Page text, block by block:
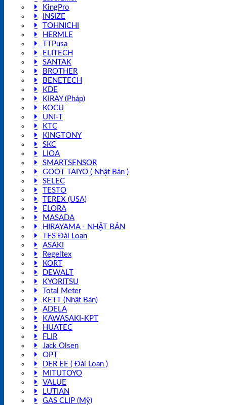
KingPro
INSIZE
TOHNICHI
HERMLE
TTPusa
ELITECH
SANTAK
BROTHER
BENETECH
KDE
KIRAY (Pháp)
KOCU
UNI-T
KTC
KINGTONY
SKC
LIOA
SMARTSENSOR
GOOT TAIYO ( Nhật Bản )
SELEC
TESTO
TEREX (USA)
ELORA
MASADA
HIRAYAMA - NHẬT BẢN
TES Đài Loan
ASAKI
Regeltex
KORT
DEWALT
KYORITSU
Total Meter
KETT (Nhật Bản)
ADELA
KAWASAKI-KPT
HUATEC
FLIR
Jack Olsen
OPT
DER EE ( Đài Loan )
MITUTOYO
VALUE
LUTIAN
GAS CLIP (Mỹ)